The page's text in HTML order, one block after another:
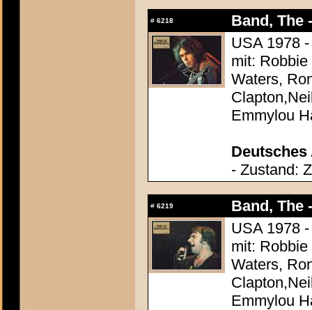
# 6218
Band, The
USA 1978
mit:
Waters,
Emmylou
Deutsches
- Zustand:
# 6219
Band, The
USA 1978
mit:
Waters,
Emmylou